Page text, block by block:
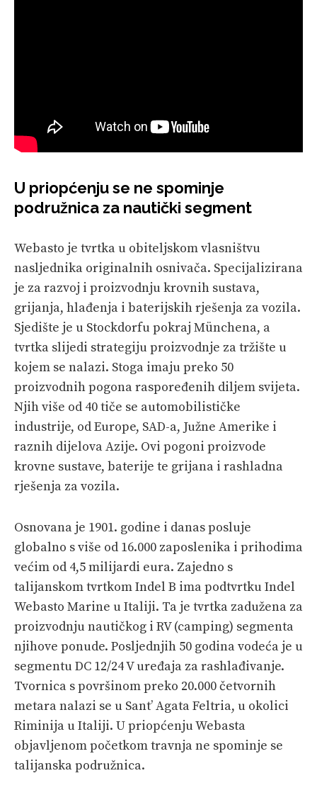
U priopćenju se ne spominje
podružnica za nautički segment
Webasto je tvrtka u obiteljskom vlasništvu
nasljednika originalnih osnivača. Specijalizirana
je za razvoj i proizvodnju krovnih sustava,
grijanja, hlađenja i baterijskih rješenja za vozila.
Sjedište je u Stockdorfu pokraj Münchena, a
tvrtka slijedi strategiju proizvodnje za tržište u
kojem se nalazi. Stoga imaju preko 50
proizvodnih pogona raspoređenih diljem svijeta.
Njih više od 40 tiče se automobilističke
industrije, od Europe, SAD-a, Južne Amerike i
raznih dijelova Azije. Ovi pogoni proizvode
krovne sustave, baterije te grijana i rashladna
rješenja za vozila.
Osnovana je 1901. godine i danas posluje
globalno s više od 16.000 zaposlenika i prihodima
većim od 4,5 milijardi eura. Zajedno s
talijanskom tvrtkom Indel B ima podtvrtku Indel
Webasto Marine u Italiji. Ta je tvrtka zadužena za
proizvodnju nautičkog i RV (camping) segmenta
njihove ponude. Posljednjih 50 godina vodeća je u
segmentu DC 12/24 V uređaja za rashlađivanje.
Tvornica s površinom preko 20.000 četvornih
metara nalazi se u Sant’ Agata Feltria, u okolici
Riminija u Italiji. U priopćenju Webasta
objavljenom početkom travnja ne spominje se
talijanska podružnica.